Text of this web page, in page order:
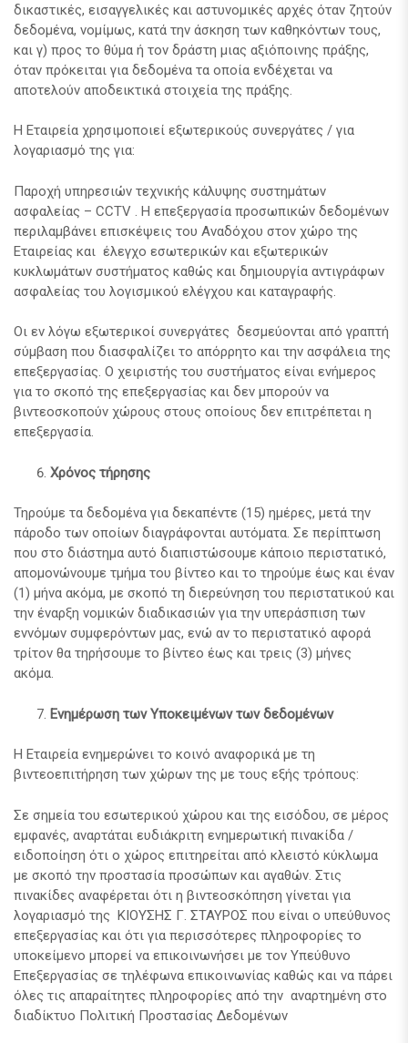
δικαστικές, εισαγγελικές και αστυνομικές αρχές όταν ζητούν
δεδομένα, νομίμως, κατά την άσκηση των καθηκόντων τους,
και γ) προς το θύμα ή τον δράστη μιας αξιόποινης πράξης,
όταν πρόκειται για δεδομένα τα οποία ενδέχεται να
αποτελούν αποδεικτικά στοιχεία της πράξης.
Η Εταιρεία χρησιμοποιεί εξωτερικούς συνεργάτες / για
λογαριασμό της για:
Παροχή υπηρεσιών τεχνικής κάλυψης συστημάτων
ασφαλείας – CCTV . H επεξεργασία προσωπικών δεδομένων
περιλαμβάνει επισκέψεις του Αναδόχου στον χώρο της
Εταιρείας και έλεγχο εσωτερικών και εξωτερικών
κυκλωμάτων συστήματος καθώς και δημιουργία αντιγράφων
ασφαλείας του λογισμικού ελέγχου και καταγραφής.
Οι εν λόγω εξωτερικοί συνεργάτες δεσμεύονται από γραπτή
σύμβαση που διασφαλίζει το απόρρητο και την ασφάλεια της
επεξεργασίας. Ο χειριστής του συστήματος είναι ενήμερος
για το σκοπό της επεξεργασίας και δεν μπορούν να
βιντεοσκοπούν χώρους στους οποίους δεν επιτρέπεται η
επεξεργασία.
Χρόνος τήρησης
Τηρούμε τα δεδομένα για δεκαπέντε (15) ημέρες, μετά την
πάροδο των οποίων διαγράφονται αυτόματα. Σε περίπτωση
που στο διάστημα αυτό διαπιστώσουμε κάποιο περιστατικό,
απομονώνουμε τμήμα του βίντεο και το τηρούμε έως και έναν
(1) μήνα ακόμα, με σκοπό τη διερεύνηση του περιστατικού και
την έναρξη νομικών διαδικασιών για την υπεράσπιση των
εννόμων συμφερόντων μας, ενώ αν το περιστατικό αφορά
τρίτον θα τηρήσουμε το βίντεο έως και τρεις (3) μήνες
ακόμα.
Ενημέρωση των Υποκειμένων των δεδομένων
Η Εταιρεία ενημερώνει το κοινό αναφορικά με τη
βιντεοεπιτήρηση των χώρων της με τους εξής τρόπους:
Σε σημεία του εσωτερικού χώρου και της εισόδου, σε μέρος
εμφανές, αναρτάται ευδιάκριτη ενημερωτική πινακίδα /
ειδοποίηση ότι ο χώρος επιτηρείται από κλειστό κύκλωμα
με σκοπό την προστασία προσώπων και αγαθών. Στις
πινακίδες αναφέρεται ότι η βιντεοσκόπηση γίνεται για
λογαριασμό της ΚΙΟΥΣΗΣ Γ. ΣΤΑΥΡΟΣ που είναι ο υπεύθυνος
επεξεργασίας και ότι για περισσότερες πληροφορίες το
υποκείμενο μπορεί να επικοινωνήσει με τον Υπεύθυνο
Επεξεργασίας σε τηλέφωνα επικοινωνίας καθώς και να πάρει
όλες τις απαραίτητες πληροφορίες από την αναρτημένη στο
διαδίκτυο Πολιτική Προστασίας Δεδομένων